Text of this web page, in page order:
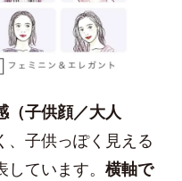
（子供顔／大人
、子供っぽく見える
ています。 横軸で